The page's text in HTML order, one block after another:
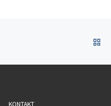
KONTAKT